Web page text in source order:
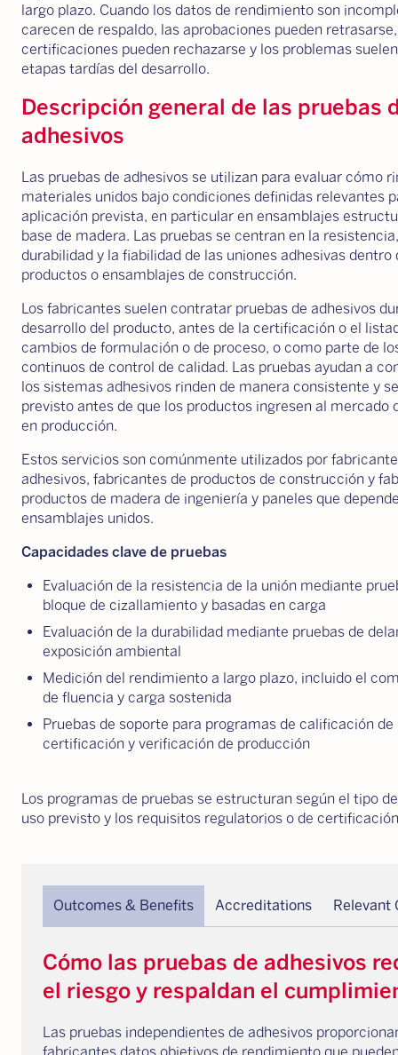
largo plazo. Cuando los datos de rendimiento son
carecen de respaldo, las aprobaciones pueden
certificaciones pueden rechazarse y los problemas
etapas tardías del desarrollo.
Descripción general de las pruebas
adhesivos
Las pruebas de adhesivos se utilizan para evaluar cómo
materiales unidos bajo condiciones definidas relevantes
aplicación prevista, en particular en ensamblajes
base de madera. Las pruebas se centran en la
durabilidad y la fiabilidad de las uniones adhesivas dentro
productos o ensamblajes de construcción.
Los fabricantes suelen contratar pruebas de adhesivos
desarrollo del producto, antes de la certificación o el
cambios de formulación o de proceso, o como parte de
continuos de control de calidad. Las pruebas ayudan a
los sistemas adhesivos rinden de manera consistente y
previsto antes de que los productos ingresen al mercado
en producción.
Estos servicios son comúnmente utilizados por
adhesivos, fabricantes de productos de construcción y
productos de madera de ingeniería y paneles que
ensamblajes unidos.
Capacidades clave de pruebas
Evaluación de la resistencia de la unión mediante
bloque de cizallamiento y basadas en carga
Evaluación de la durabilidad mediante pruebas de
exposición ambiental
Medición del rendimiento a largo plazo, incluido el
de fluencia y carga sostenida
Pruebas de soporte para programas de calificación
certificación y verificación de producción
Los programas de pruebas se estructuran según el tipo
uso previsto y los requisitos regulatorios o de
Outcomes & Benefits Accreditations Relevant
Cómo las pruebas de adhesivos
el riesgo y respaldan el
Las pruebas independientes de adhesivos
fabricantes datos objetivos de rendimiento que